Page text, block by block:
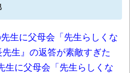
先生に父母会「先生らしくな
生』の返答が素敵すぎた
生に父母会「先生らしくな